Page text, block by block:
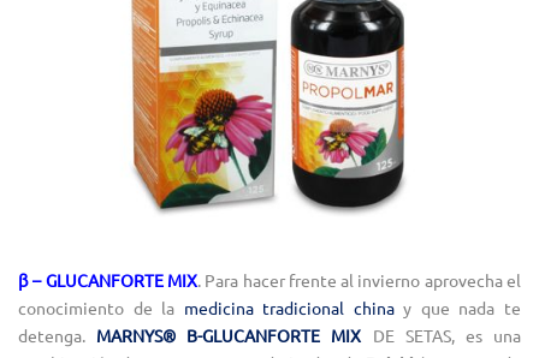
β – GLUCANFORTE MIX. Para hacer frente al invierno aprovecha el
conocimiento de la medicina tradicional chinay que nada te
detenga. MARNYS® B-GLUCANFORTE MIX DE SETAS, es una